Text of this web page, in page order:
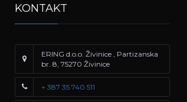
KONTAKT
ERING d.o.o. Živinice , Partizanska
br. 8, 75270 Živinice
+ 387 35 740 511